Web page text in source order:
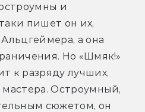
и
пишет он их,
а она
Но «Шмяк!»
к разряду лучших,
Остроумный,
сюжетом, он